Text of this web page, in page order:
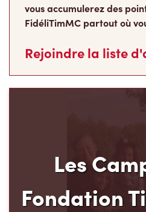
vous accumulerez des
FidéliTimMC partout où
Rejoindre la liste
Les
Fondation